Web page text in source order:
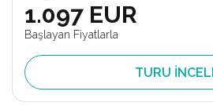
1.097 EUR
Başlayan Fiyatlarla
TURU